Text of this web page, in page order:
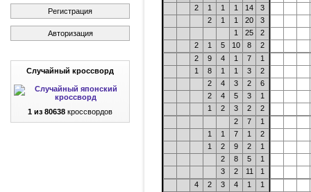
Регистрация
Авторизация
Случайный кроссворд
1 из 80638 кроссвордов
2
1 1 1 14
3
2
1 1 20
3
1
25
2
2
1 5 10 8
2
2
9 4 1 7
1
1
8 1 1 3
2
2
4 3 2
6
2
4 5 3
1
1
2 3 2
2
2
7
1
1
1 7 1
2
1
2 9 2
1
2
8 5
1
3
2 11
1
4
2 3 4 1
1